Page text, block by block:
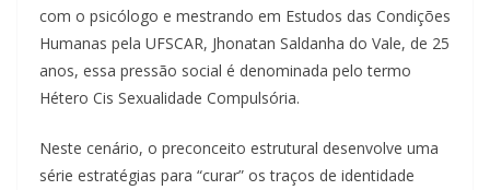
com o psicólogo e mestrando em Estudos das Condições
Humanas pela UFSCAR, Jhonatan Saldanha do Vale, de 25
anos, essa pressão social é denominada pelo termo
Hétero Cis Sexualidade Compulsória.
Neste cenário, o preconceito estrutural desenvolve uma
série estratégias para “curar” os traços de identidade